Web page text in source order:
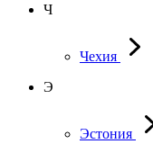
Ч
Чехия
Э
Эстония